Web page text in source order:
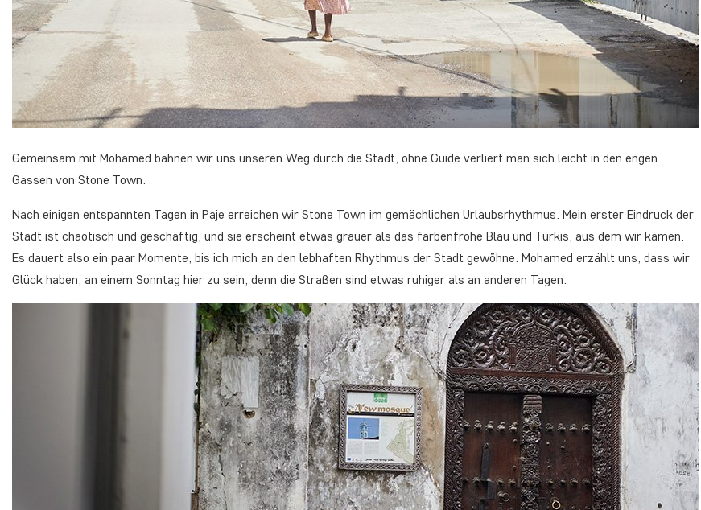
Gemeinsam mit Mohamed bahnen wir uns unseren Weg durch die Stadt, ohne Guide verliert man sich leicht in den engen
Gassen von Stone Town.
Nach einigen entspannten Tagen in Paje erreichen wir Stone Town im gemächlichen Urlaubsrhythmus. Mein erster Eindruck der
Stadt ist chaotisch und geschäftig, und sie erscheint etwas grauer als das farbenfrohe Blau und Türkis, aus dem wir kamen.
Es dauert also ein paar Momente, bis ich mich an den lebhaften Rhythmus der Stadt gewöhne. Mohamed erzählt uns, dass wir
Glück haben, an einem Sonntag hier zu sein, denn die Straßen sind etwas ruhiger als an anderen Tagen.